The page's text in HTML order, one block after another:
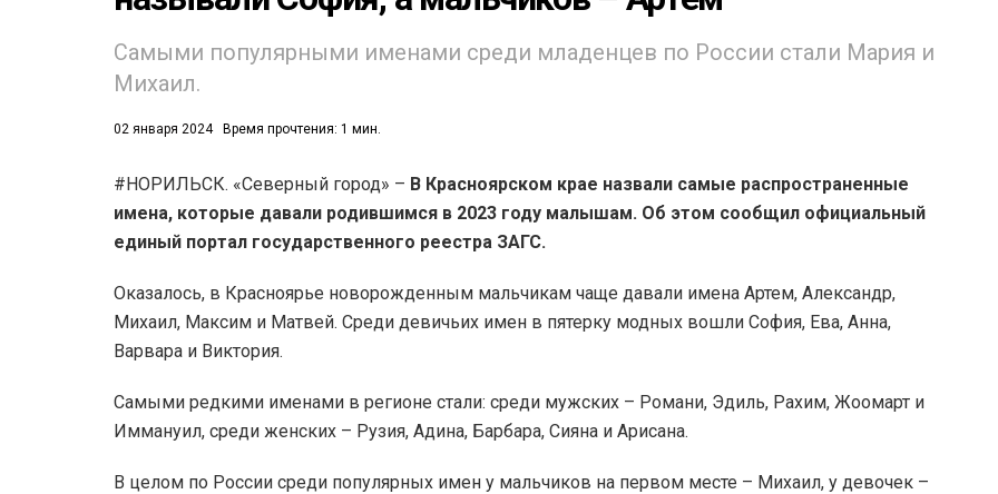
Самыми популярными именами среди младенцев по России стали Мария и
Михаил.
02 января 2024 Время прочтения: 1 мин.
#НОРИЛЬСК. «Северный город» – В Красноярском крае назвали самые распространенные
имена, которые давали родившимся в 2023 году малышам. Об этом сообщил официальный
единый портал государственного реестра ЗАГС.
Оказалось, в Красноярье новорожденным мальчикам чаще давали имена Артем, Александр,
Михаил, Максим и Матвей. Среди девичьих имен в пятерку модных вошли София, Ева, Анна,
Варвара и Виктория.
Самыми редкими именами в регионе стали: среди мужских – Романи, Эдиль, Рахим, Жоомарт и
Иммануил, среди женских – Рузия, Адина, Барбара, Сияна и Арисана.
В целом по России среди популярных имен у мальчиков на первом месте – Михаил, у девочек –